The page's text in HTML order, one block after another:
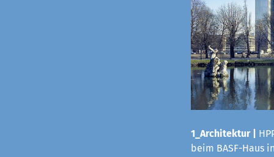
1_Architektur |
beim BASF-Haus